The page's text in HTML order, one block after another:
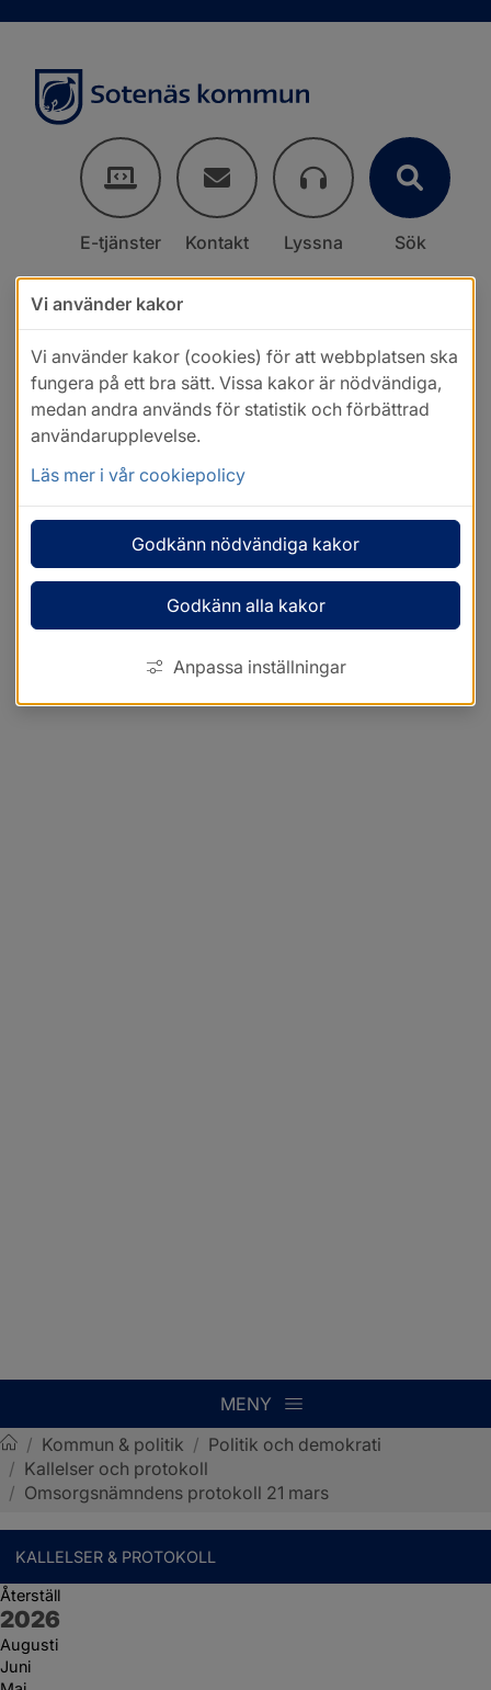
E-tjänster Kontakt Lyssna Sök
MENY
Sotenäs kommun
/ Kommun & politik / Politik och demokrati
/ Kallelser och protokoll
/ Omsorgsnämndens protokoll 21 mars
KALLELSER & PROTOKOLL
Återställ
År:
2026
Augusti
Juni
Vi använder kakor
Vi använder kakor (cookies) för att webbplatsen ska
fungera på ett bra sätt. Vissa kakor är nödvändiga,
medan andra används för statistik och förbättrad
användarupplevelse.
Läs mer i vår cookiepolicy
Godkänn nödvändiga kakor
Godkänn alla kakor
Anpassa inställningar